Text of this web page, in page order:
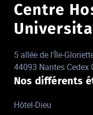
Centre
5 allée de l'Île-
44093 Nantes Cedex
Nos différents
Hôtel-Dieu